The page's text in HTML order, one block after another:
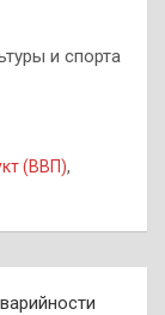
и спорта
(ВВП),